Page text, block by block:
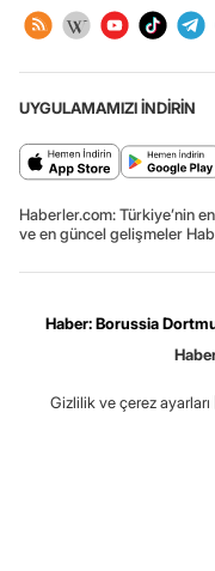
UYGULAMAMIZI İNDİRİN
Haberler.com: Türkiye’nin
ve en güncel gelişmeler
Haber: Borussia
Gizlilik ve çerez ayarları